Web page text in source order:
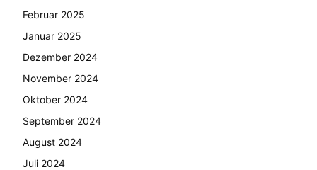
Februar 2025
Januar 2025
Dezember 2024
November 2024
Oktober 2024
September 2024
August 2024
Juli 2024